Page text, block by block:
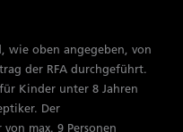
wie oben angegeben, von
der RFA durchgeführt.
Kinder unter 8 Jahren
Der
max. 9 Personen